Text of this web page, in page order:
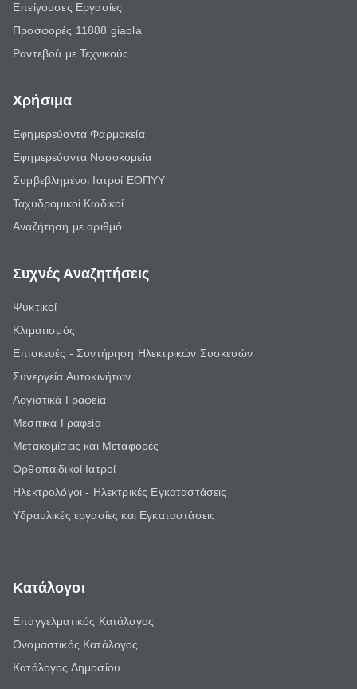
Επείγουσες Εργασίες
Προσφορές 11888 giaola
Ραντεβού με Τεχνικούς
Χρήσιμα
Εφημερεύοντα Φαρμακεία
Εφημερεύοντα Νοσοκομεία
Συμβεβλημένοι Ιατροί ΕΟΠΥΥ
Ταχυδρομικοί Κωδικοί
Αναζήτηση με αριθμό
Συχνές Αναζητήσεις
Ψυκτικοί
Κλιματισμός
Επισκευές - Συντήρηση Ηλεκτρικών Συσκευών
Συνεργεία Αυτοκινήτων
Λογιστικά Γραφεία
Μεσιτικά Γραφεία
Μετακομίσεις και Μεταφορές
Ορθοπαιδικοί Ιατροί
Ηλεκτρολόγοι - Ηλεκτρικές Εγκαταστάσεις
Υδραυλικές εργασίες και Εγκαταστάσεις
Κατάλογοι
Επαγγελματικός Κατάλογος
Ονομαστικός Κατάλογος
Κατάλογος Δημοσίου